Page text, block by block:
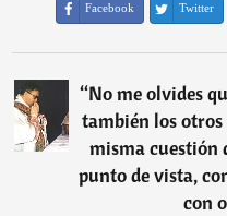
Facebook Twitter
“No me olvides
también los
misma cuestión
punto de vista,
con